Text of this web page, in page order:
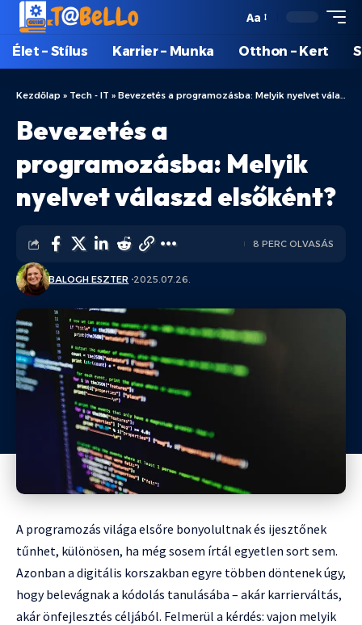
Aa
Élet – Stílus Karrier – Munka Otthon – Kert
Kezdőlap » Tech - IT » Bevezetés a programozásba: Melyik nyelvet válaszd elsőként?
Bevezetés a
programozásba: Melyik
nyelvet válaszd elsőként?
BALOGH ESZTER 2025.07.26.
8 PERC OLVASÁS
A programozás világa elsőre bonyolultnak és ijesztőnek
tűnhet, különösen, ha még sosem írtál egyetlen sort sem.
Azonban a digitális korszakban egyre többen döntenek úgy,
hogy belevágnak a kódolás tanulásába – akár karrierváltás,
akár önfejlesztés céljából. Felmerül a kérdés: vajon melyik